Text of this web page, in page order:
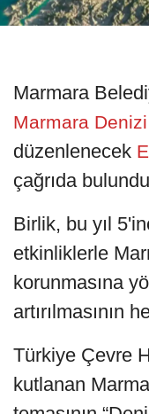
Marmara
Marmara Denizi
düzenlenecek
çağrıda
Birlik, bu yıl
etkinliklerle
korunmasına
artırılmasının
Türkiye Çevre
kutlanan